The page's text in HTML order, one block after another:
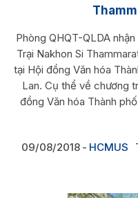
Phòng QHQT-QLDA
Trại Nakhon Si
tại Hội đồng Văn hóa
Lan. Cụ thể về chương
đồng Văn hóa Thành
09/08/2018 HCMUS